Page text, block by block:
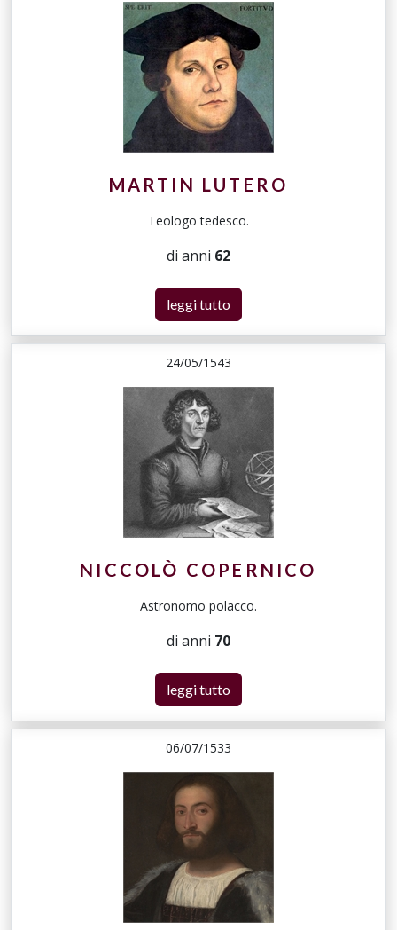
MARTIN LUTERO
Teologo tedesco.
di anni 62
leggi tutto
24/05/1543
NICCOLÒ COPERNICO
Astronomo polacco.
di anni 70
leggi tutto
06/07/1533